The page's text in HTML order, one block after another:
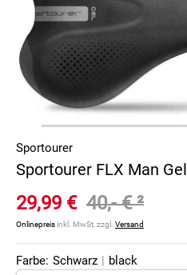
Sportourer
Sportourer FLX Man Gel
29,99 € 40,- €²
Onlinepreisinkl. MwSt, zzgl. Versand
Farbe: Schwarz | black